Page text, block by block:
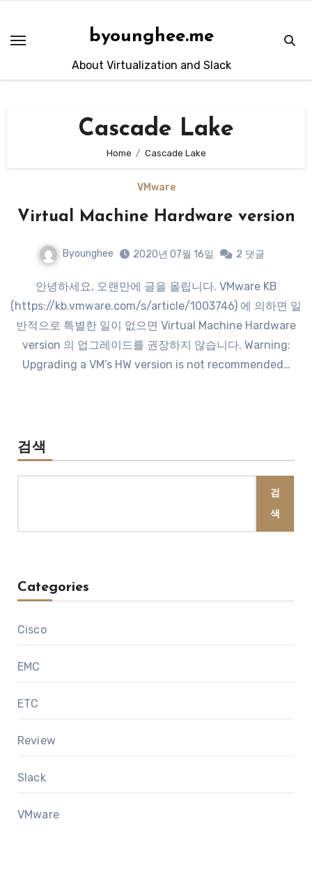
content
byounghee.me
About Virtualization and Slack
Cascade Lake
Home Cascade Lake
VMware
Virtual Machine Hardware version
Byounghee 2020년 07월 16일 2 댓글
안녕하세요, 오랜만에 글을 올립니다. VMware KB
(https://kb.vmware.com/s/article/1003746) 에 의하면 일
반적으로 특별한 일이 없으면 Virtual Machine Hardware
version 의 업그레이드를 권장하지 않습니다. Warning:
Upgrading a VM’s HW version is not recommended…
검색
검
색
Categories
Cisco
EMC
ETC
Review
Slack
VMware